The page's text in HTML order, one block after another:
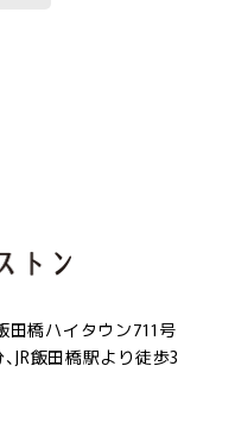
橋ハイタウン711号
JR飯田橋駅より徒歩3